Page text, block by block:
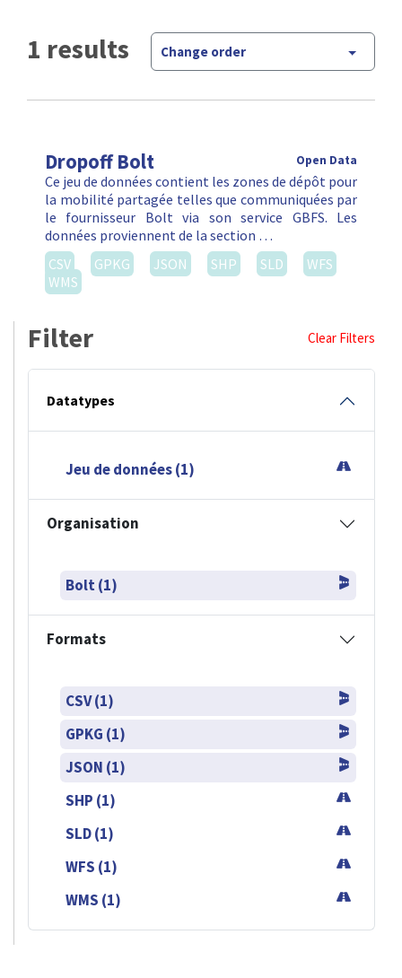
1 results Change order
Dropoff Bolt Open Data
Ce jeu de données contient les zones de dépôt pour
la mobilité partagée telles que communiquées par
le fournisseur Bolt via son service GBFS. Les
données proviennent de la section …
CSV
GPKG JSON SHP SLD
WFS
WMS
Filter Clear Filters
Datatypes
Jeu de données (1)
Organisation
Bolt (1)
Formats
CSV (1)
GPKG (1)
JSON (1)
SHP (1)
SLD (1)
WFS (1)
WMS (1)